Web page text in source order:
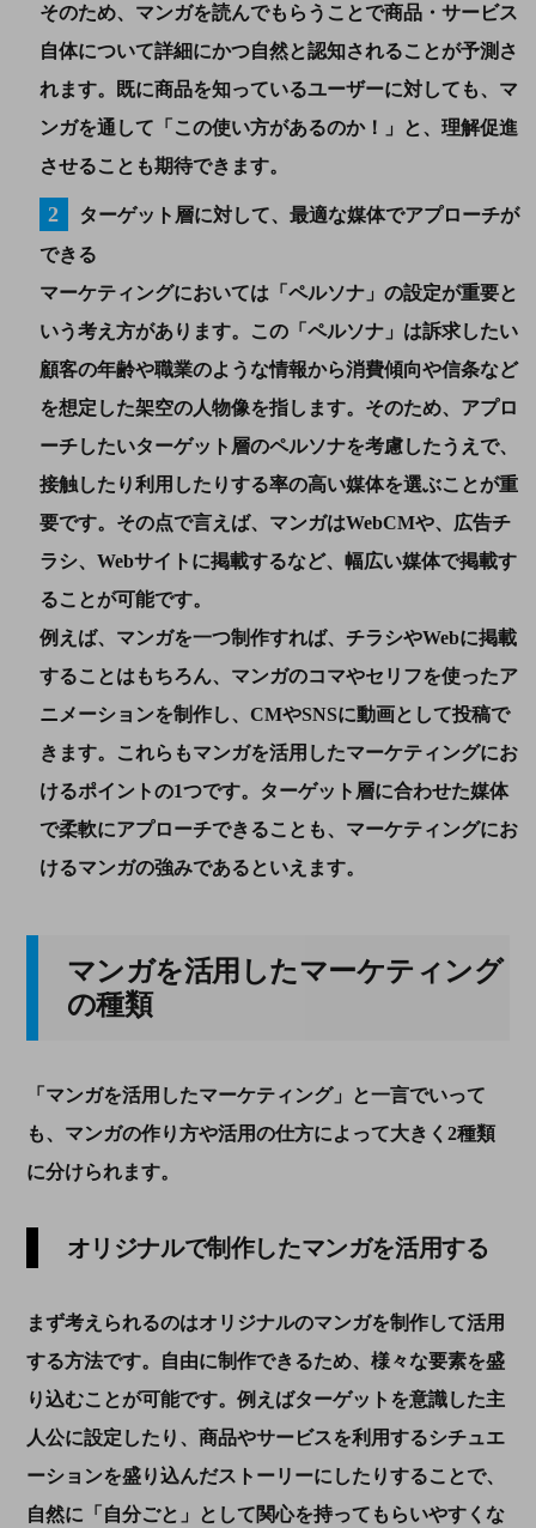
そのため、マンガを読んでもらうことで商品・サービス
自体について詳細にかつ自然と認知されることが予測さ
れます。既に商品を知っているユーザーに対しても、マ
ンガを通して「この使い方があるのか！」と、理解促進
させることも期待できます。
ターゲット層に対して、最適な媒体でアプローチが
できる
マーケティングにおいては「ペルソナ」の設定が重要と
いう考え方があります。この「ペルソナ」は訴求したい
顧客の年齢や職業のような情報から消費傾向や信条など
を想定した架空の人物像を指します。そのため、アプロ
ーチしたいターゲット層のペルソナを考慮したうえで、
接触したり利用したりする率の高い媒体を選ぶことが重
要です。その点で言えば、マンガはWebCMや、広告チ
ラシ、Webサイトに掲載するなど、幅広い媒体で掲載す
ることが可能です。
例えば、マンガを一つ制作すれば、チラシやWebに掲載
することはもちろん、マンガのコマやセリフを使ったア
ニメーションを制作し、CMやSNSに動画として投稿で
きます。これらもマンガを活用したマーケティングにお
けるポイントの1つです。ターゲット層に合わせた媒体
で柔軟にアプローチできることも、マーケティングにお
けるマンガの強みであるといえます。
マンガを活用したマーケティング
の種類
「マンガを活用したマーケティング」と一言でいって
も、マンガの作り方や活用の仕方によって大きく 2種類
に分けられます。
オリジナルで制作したマンガを活用する
まず考えられるのはオリジナルのマンガを制作して活用
する方法です。自由に制作できるため、様々な要素を盛
り込むことが可能です。例えばターゲットを意識した主
人公に設定したり、商品やサービスを利用するシチュエ
ーションを盛り込んだストーリーにしたりすることで、
自然に「自分ごと」として関心を持ってもらいやすくな